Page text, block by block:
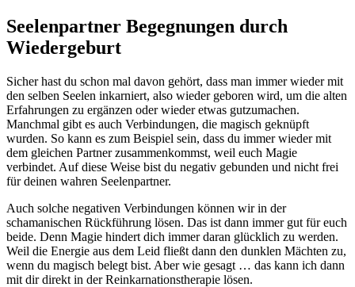
Seelenpartner Begegnungen durch
Wiedergeburt
Sicher hast du schon mal davon gehört, dass man immer wieder mit
den selben Seelen inkarniert, also wieder geboren wird, um die alten
Erfahrungen zu ergänzen oder wieder etwas gutzumachen.
Manchmal gibt es auch Verbindungen, die magisch geknüpft
wurden. So kann es zum Beispiel sein, dass du immer wieder mit
dem gleichen Partner zusammenkommst, weil euch Magie
verbindet. Auf diese Weise bist du negativ gebunden und nicht frei
für deinen wahren Seelenpartner.
Auch solche negativen Verbindungen können wir in der
schamanischen Rückführung lösen. Das ist dann immer gut für euch
beide. Denn Magie hindert dich immer daran glücklich zu werden.
Weil die Energie aus dem Leid fließt dann den dunklen Mächten zu,
wenn du magisch belegt bist. Aber wie gesagt … das kann ich dann
mit dir direkt in der Reinkarnationstherapie lösen.